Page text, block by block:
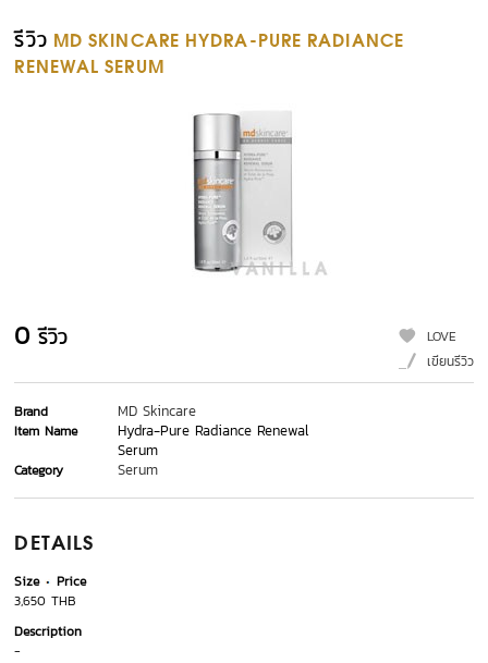
รีวิว MD SKINCARE HYDRA-PURE RADIANCE
RENEWAL SERUM
0 รีวิว
LOVE
เขียนรีวิว
Brand MD Skincare
Item Name
Hydra-Pure Radiance Renewal
Serum
Category Serum
DETAILS
Size
Price
3,650 THB
Description
-